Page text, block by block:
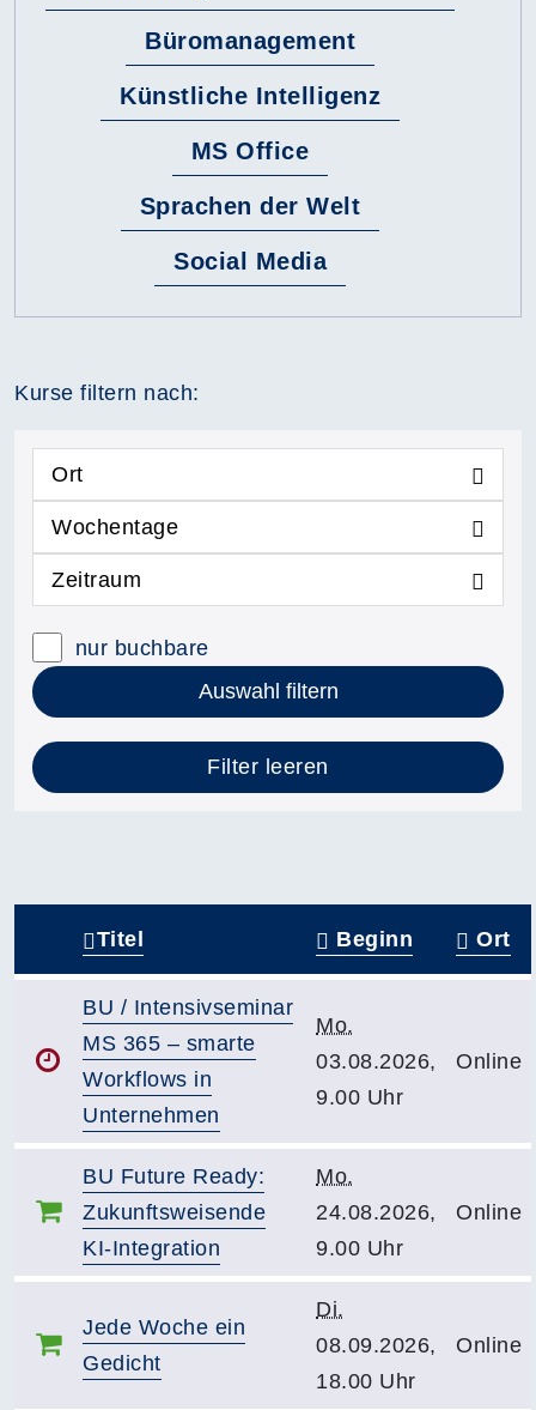
Büromanagement
Künstliche Intelligenz
MS Office
Sprachen der Welt
Social Media
Kurse filtern nach:
Ort
Wochentage
Zeitraum
nur buchbare
Auswahl filtern
Filter leeren
Titel Beginn Ort
BU / Intensivseminar
MS 365 – smarte
Workflows in
Unternehmen
Mo.
03.08.2026,
9.00 Uhr
Online
BU Future Ready:
Zukunftsweisende
KI-Integration
Mo.
24.08.2026,
9.00 Uhr
Online
Jede Woche ein
Gedicht
Di.
08.09.2026,
18.00 Uhr
Online